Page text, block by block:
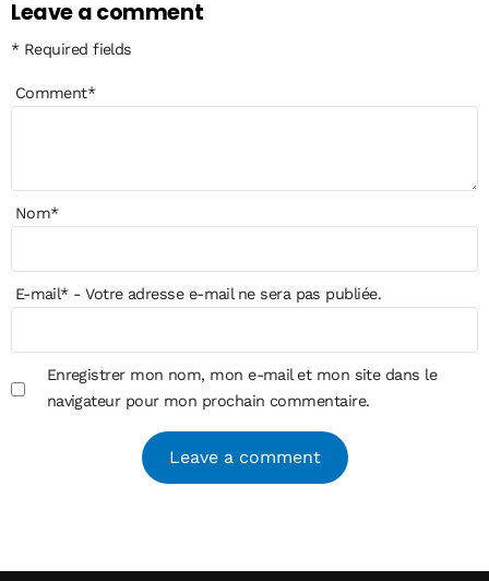
Leave a comment
* Required fields
Comment*
Nom*
E-mail*- Votre adresse e-mail ne sera pas publiée.
Enregistrer mon nom, mon e-mail et mon site dans le
navigateur pour mon prochain commentaire.